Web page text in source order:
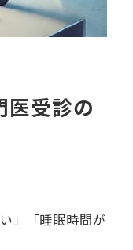
医受診の
」「睡眠時間が